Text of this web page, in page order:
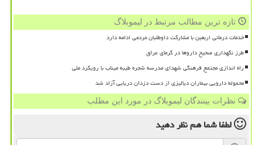
تازه ترین مطالب مرتبط در لیموبلاگ
خدمات درمانی اربعین با مشارکت داوطلبان مردمی ادامه دارد
طرز نگهداری صحیح داروها در گرمای عراق
راه اندازی مجتمع فرهنگی شهدای مدرسه شجره طیبه میناب با رویکرد ملی
محموله دارویی بیماران دیالیزی از دست دزدان دریایی آزاد شد
نظرات بینندگان لیموبلاگ در مورد این مطلب
لطفا شما همنظر دهید